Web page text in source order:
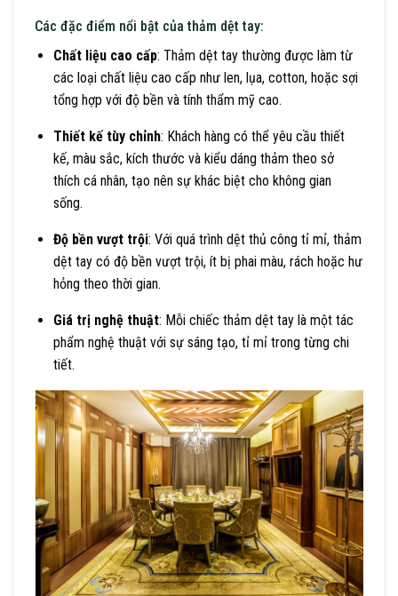
Các đặc điểm nổi bật của thảm dệt tay:
Chất liệu cao cấp: Thảm dệt tay thường được làm từ
các loại chất liệu cao cấp như len, lụa, cotton, hoặc sợi
tổng hợp với độ bền và tính thẩm mỹ cao.
Thiết kế tùy chỉnh: Khách hàng có thể yêu cầu thiết
kế, màu sắc, kích thước và kiểu dáng thảm theo sở
thích cá nhân, tạo nên sự khác biệt cho không gian
sống.
Độ bền vượt trội: Với quá trình dệt thủ công tỉ mỉ, thảm
dệt tay có độ bền vượt trội, ít bị phai màu, rách hoặc hư
hỏng theo thời gian.
Giá trị nghệ thuật: Mỗi chiếc thảm dệt tay là một tác
phẩm nghệ thuật với sự sáng tạo, tỉ mỉ trong từng chi
tiết.